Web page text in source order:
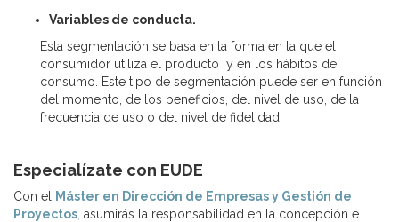
Variables de conducta.
Esta segmentación se basa en la forma en la que el
consumidor utiliza el producto y en los hábitos de
consumo. Este tipo de segmentación puede ser en función
del momento, de los beneficios, del nivel de uso, de la
frecuencia de uso o del nivel de fidelidad.
Especialízate con EUDE
Con el
Máster en Dirección de Empresas y Gestión de
Proyectos asumirás la responsabilidad en la concepción e